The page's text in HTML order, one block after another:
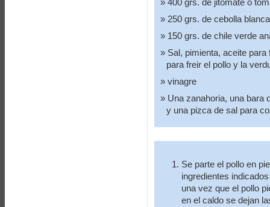
400 grs. de jitomate o
250 grs. de cebolla
150 grs. de chile verde
Sal, pimienta, aceite
para freir el pollo y la
vinagre
Una zanahoria, una bara
y una pizca de sal para
Se parte el pollo en
ingredientes
una vez que el pollo
en el caldo se dejan